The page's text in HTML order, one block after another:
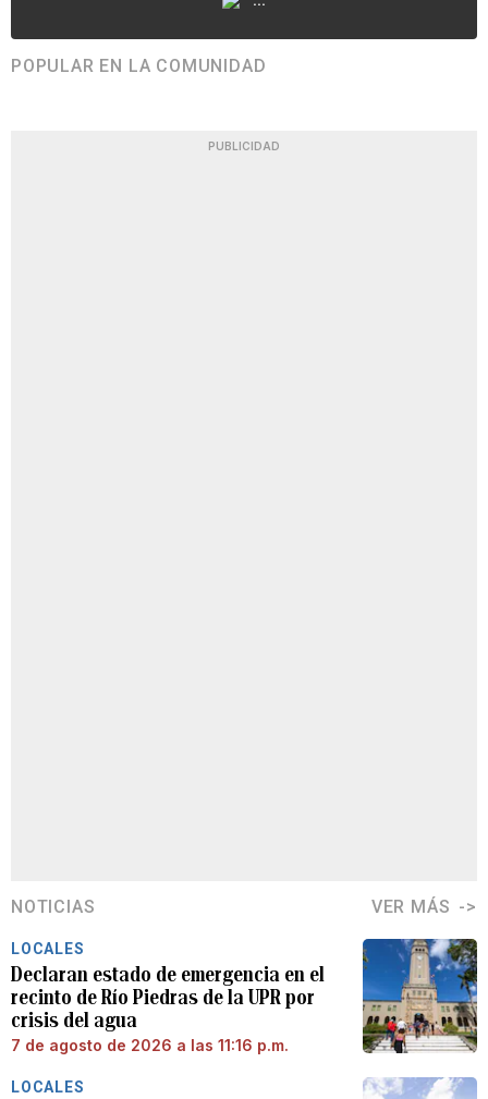
POPULAR EN LA COMUNIDAD
PUBLICIDAD
NOTICIAS VER MÁS
LOCALES
Declaran estado de emergencia en el
recinto de Río Piedras de la UPR por
crisis del agua
7 de agosto de 2026 a las 11:16 p.m.
LOCALES